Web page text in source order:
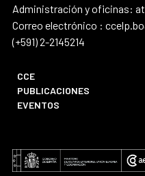
Administración y oficinas:
Correo electrónico :
(+591) 2-2145214
CCE
PUBLICACIONES
EVENTOS